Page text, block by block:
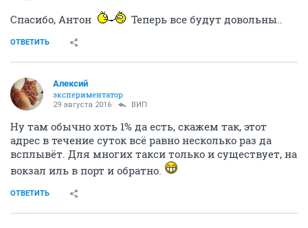
Спасибо, Антон Теперь все будут довольны..
ОТВЕТИТЬ
Алексий
экспериментатор
29 августа 2016 ВИП
Ну там обычно хоть 1% да есть, скажем так, этот
адрес в течение суток всё равно несколько раз да
всплывёт. Для многих такси только и существует, на
вокзал иль в порт и обратно.
ОТВЕТИТЬ